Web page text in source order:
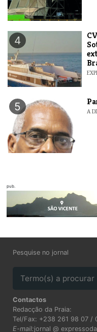
4
5 A
pub.
Pesquise no jornal
Contactos
Redacção da Praia:
Tel/Fax: +238 261 98 07 /
E-mail:jornal @